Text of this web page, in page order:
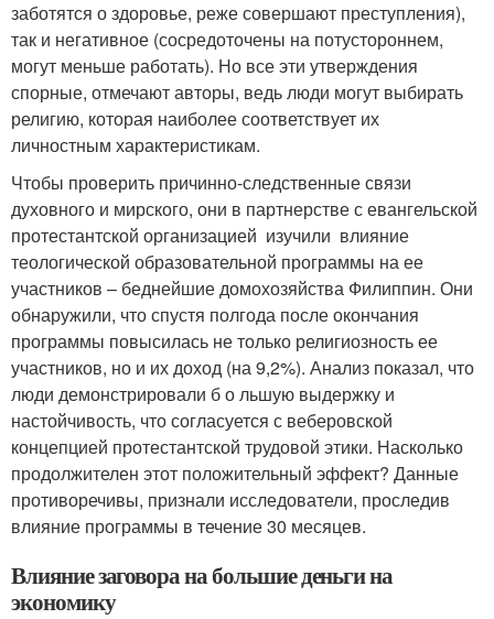
заботятся о здоровье, реже совершают преступления),
так и негативное (сосредоточены на потустороннем,
могут меньше работать). Но все эти утверждения
спорные, отмечают авторы, ведь люди могут выбирать
религию, которая наиболее соответствует их
личностным характеристикам.
Чтобы проверить причинно-следственные связи
духовного и мирского, они в партнерстве с евангельской
протестантской организацией изучили влияние
теологической образовательной программы на ее
участников – беднейшие домохозяйства Филиппин. Они
обнаружили, что спустя полгода после окончания
программы повысилась не только религиозность ее
участников, но и их доход (на 9,2%). Анализ показал, что
люди демонстрировали б о льшую выдержку и
настойчивость, что согласуется с веберовской
концепцией протестантской трудовой этики. Насколько
продолжителен этот положительный эффект? Данные
противоречивы, признали исследователи, проследив
влияние программы в течение 30 месяцев.
Влияние заговора на большие деньги на
экономику